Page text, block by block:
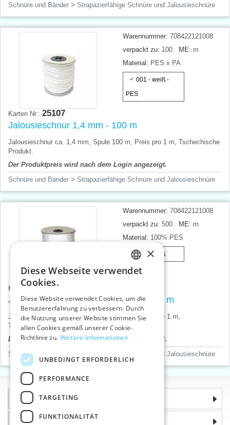
Schnüre und Bänder > Strapazierfähige Schnüre und Jalousieschnüre
Warennummer: 708422121008
verpackt zu: 100 ME: m
Material: PES x PA
001 - weiß -
PES
Karten Nr.: 25107
Jalousieschnur 1,4 mm - 100 m
Jalousieschnur ca. 1,4 mm, Spule 100 m, Preis pro 1 m, Tschechische
Produkt.
Der Produktpreis wird nach dem Login angezeigt.
Schnüre und Bänder > Strapazierfähige Schnüre und Jalousieschnüre
Warennummer: 708422121008
verpackt zu: 500 ME: m
Material: 100% PES
001 - weiß
Karten Nr.:25007
Jalousieschnur gestrickt 1,4 mm - 500 m
Jalousieschnur ca. 1,4 mmm Spule 500 m, Preis pro 1 m,
Tschechische Produkt.
Der Produktpreis wird nach dem Login angezeigt.
Schnüre und Bänder
Strapazierfähige Schnüre und Jalousieschnüre
Informationen
Warum sollten Sie gerade uns wählen?
CZECH
ENGLISH
×
Diese Webseite verwendet
Cookies.
Diese Website verwendet Cookies, um die
Benutzererfahrung zu verbessern. Durch
die Nutzung unserer Website stimmen Sie
allen Cookies gemäß unserer Cookie-
Richtlinie zu. Weitere Informationen
UNBEDINGT ERFORDERLICH
PERFORMANCE
TARGETING
FUNKTIONALITÄT